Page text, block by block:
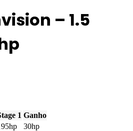
– 1.5
1 Ganho
30hp